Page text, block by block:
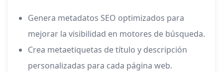
Genera metadatos SEO optimizados para
mejorar la visibilidad en motores de búsqueda.
Crea metaetiquetas de título y descripción
personalizadas para cada página web.